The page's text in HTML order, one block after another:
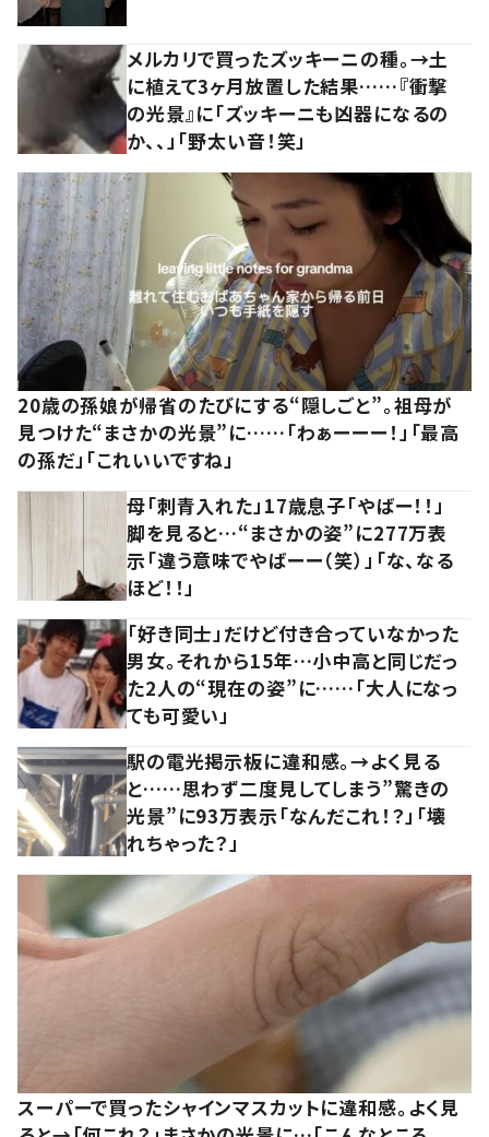
メルカリで買ったズッキーニの種。→土
に植えて3ヶ月放置した結果……『衝撃
の光景』に「ズッキーニも凶器になるの
か、、」「野太い音！笑」
20歳の孫娘が帰省のたびにする“隠しごと”。祖母が
見つけた“まさかの光景”に……「わぁーーー！」「最高
の孫だ」「これいいですね」
母「刺青入れた」17歳息子「やばー！！」
脚を見ると…“まさかの姿”に277万表
示「違う意味でやばーー（笑）」「な、なる
ほど！！」
「好き同士」だけど付き合っていなかった
男女。それから15年…小中高と同じだっ
た2人の“現在の姿”に……「大人になっ
ても可愛い」
駅の電光掲示板に違和感。→よく見る
と……思わず二度見してしまう”驚きの
光景”に93万表示「なんだこれ！？」「壊
れちゃった？」
スーパーで買ったシャインマスカットに違和感。よく見